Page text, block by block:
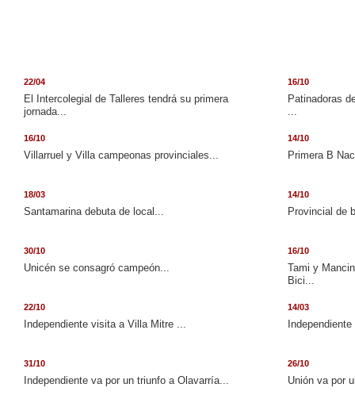
22/04
El Intercolegial de Talleres tendrá su primera
jornada...
16/10
Patinadoras
...
16/10
Villarruel y Villa campeonas provinciales...
14/10
Primera B
18/03
Santamarina debuta de local...
14/10
Provincial de
30/10
Unicén se consagró campeón...
16/10
Tami y
Bici...
22/10
Independiente visita a Villa Mitre ...
14/03
31/10
Independiente va por un triunfo a Olavarría...
26/10
Unión va por